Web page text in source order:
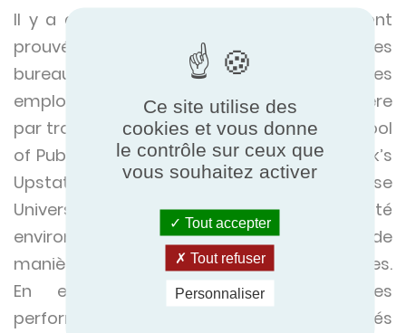
Il y a aussi des recherches récentes qui ont
prouvé qu’une bonne qualité de l’air dans les
bureaux peut améliorer l’état d’esprit des
employés. Une étude menée l’année dernière
par trois universités, Harvard’s TH Chan School
of Public Health, State University of New York’s
Upstate Medical University et Syracuse
University, a conclu qu’une meilleure qualité
environnementale intérieure optimisait de
manière significative les fonctions cognitives.
En effet, l’étude démontre que les
performances cognitives des employés
Ce site utilise des
cookies et vous donne
le contrôle sur ceux que
vous souhaitez activer
Tout accepter
Tout refuser
Personnaliser